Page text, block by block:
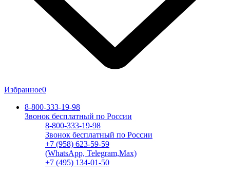
Избранное0
8-800-333-19-98
Звонок бесплатный по России
8-800-333-19-98
Звонок бесплатный по России
+7 (958) 623-59-59
(WhatsApp, Telegram,Max)
+7 (495) 134-01-50